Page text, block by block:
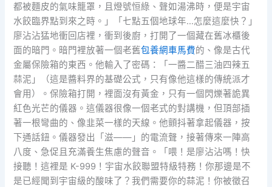
都被麵皮的氣味籠罩，且燈號恒綠、聲如湯沸時，便是宇宙
水餃臨界點到來之時。」「七點五個地球年…怎麼這麼快？」
廖沾沾猛地衝回店裡，衝到後廚，打開了一個藏在舊冰櫃後
面的暗門。暗門裡放著一個老舊包養網車馬費的、像是古代
金屬保險箱的東西。他輸入了密碼：「一醬二醋三油四辣五
蒜泥」（這是醬料界的基礎公式，只有像他這樣的傳統派才
會用）。保險箱打開，裡面沒有黃金，只有一個閃爍著詭異
紅色光芒的儀器。這儀器很像一個老式的對講機，但頂部插
著一根彎曲的、像韭菜一樣的天線。他顫抖著拿起儀器，按
下通話鈕。儀器發出「滋——」的電流聲，接著傳來一陣高
八度、急促且充滿養生焦慮的聲音。「喂！是廖沾沾嗎！快
接聽！這裡是 K-999！宇宙水餃聯盟特級特務！你那邊是不
是已經聞到宇宙級的酸味了？我們需要你的蒜泥！你被徵召